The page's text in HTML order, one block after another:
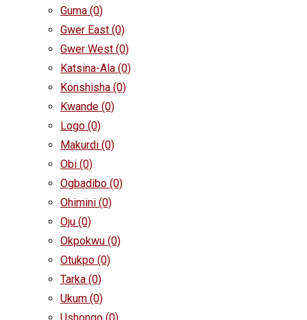
Guma (0)
Gwer East (0)
Gwer West (0)
Katsina-Ala (0)
Konshisha (0)
Kwande (0)
Logo (0)
Makurdi (0)
Obi (0)
Ogbadibo (0)
Ohimini (0)
Oju (0)
Okpokwu (0)
Otukpo (0)
Tarka (0)
Ukum (0)